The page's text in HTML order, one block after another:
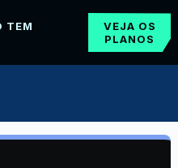
TEM
VEJA OS
PLANOS